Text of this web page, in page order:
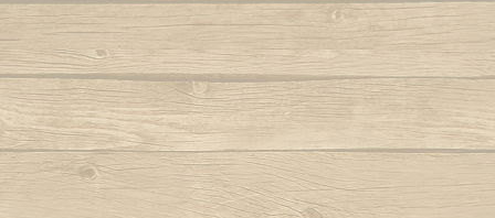
Dona Maria como vai você
E caminhador
Autor : Mestre Ramos (Senzala)
E da nossa cor
E e e Viola
Autor : Mestre Kim
Saudade
Autor : Boa
Autor : Mestre
Se
Mestre